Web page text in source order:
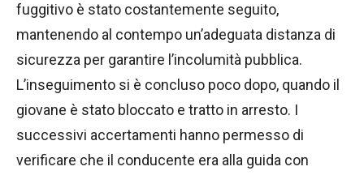
fuggitivo è stato costantemente seguito,
mantenendo al contempo un’adeguata distanza di
sicurezza per garantire l’incolumità pubblica.
L’inseguimento si è concluso poco dopo, quando il
giovane è stato bloccato e tratto in arresto. I
successivi accertamenti hanno permesso di
verificare che il conducente era alla guida con